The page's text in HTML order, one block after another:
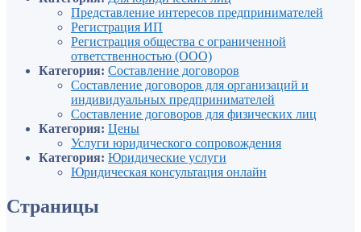
Представление интересов предпринимателей
Регистрация ИП
Регистрация общества с ограниченной
ответственностью (ООО)
Категория: Составление договоров
Составление договоров для организаций и
индивидуальных предпринимателей
Составление договоров для физических лиц
Категория: Цены
Услуги юридического сопровождения
Категория: Юридические услуги
Юридическая консультация онлайн
Страницы